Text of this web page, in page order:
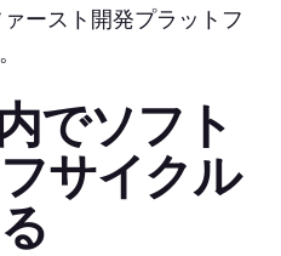
ースト開発プラットフ
でソフト
サイクル